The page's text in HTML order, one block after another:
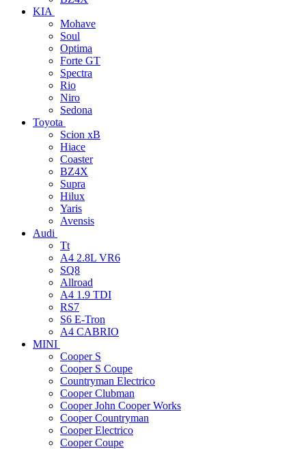
KIA
Mohave
Soul
Optima
Forte GT
Spectra
Rio
Niro
Sedona
Toyota
Scion xB
Hiace
Coaster
BZ4X
Supra
Hilux
Yaris
Avensis
Audi
Tt
A4 2.8L VR6
SQ8
Allroad
A4 1.9 TDI
RS7
S6 E-Tron
A4 CABRIO
MINI
Cooper S
Cooper S Coupe
Countryman Electrico
Cooper Clubman
Cooper John Cooper Works
Cooper Countryman
Cooper Electrico
Cooper Coupe